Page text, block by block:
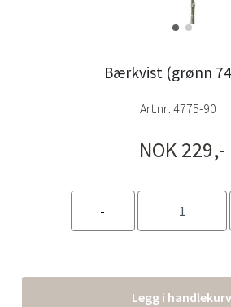
Bærkvist (grønn
Art.nr: 4775-90
NOK 229,-
Legg i handlekurv